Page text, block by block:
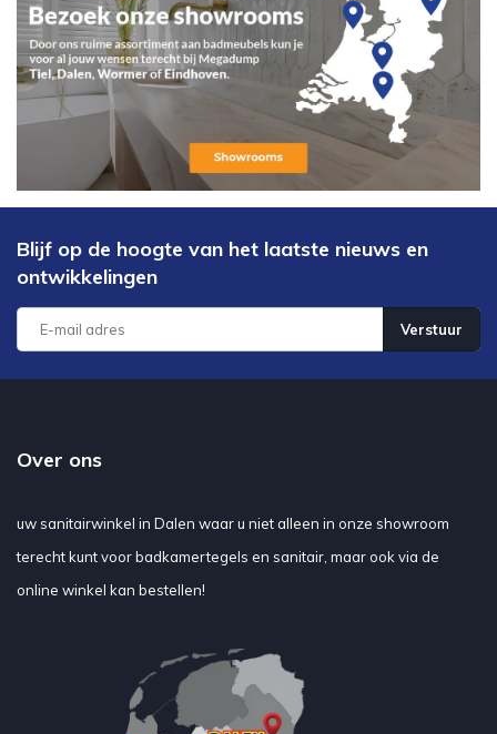
Blijf op de hoogte van het laatste nieuws en
ontwikkelingen
Verstuur
Over ons
uw sanitairwinkel in Dalen waar u niet alleen in onze showroom
terecht kunt voor badkamertegels en sanitair, maar ook via de
online winkel kan bestellen!